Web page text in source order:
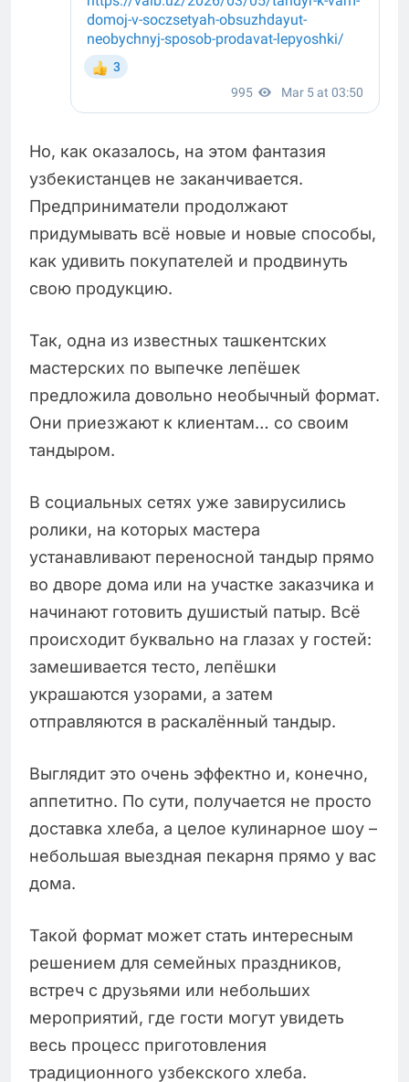
Но, как оказалось, на этом фантазия
узбекистанцев не заканчивается.
Предприниматели продолжают
придумывать всё новые и новые способы,
как удивить покупателей и продвинуть
свою продукцию.
Так, одна из известных ташкентских
мастерских по выпечке лепёшек
предложила довольно необычный формат.
Они приезжают к клиентам… со своим
тандыром.
В социальных сетях уже завирусились
ролики, на которых мастера
устанавливают переносной тандыр прямо
во дворе дома или на участке заказчика и
начинают готовить душистый патыр. Всё
происходит буквально на глазах у гостей:
замешивается тесто, лепёшки
украшаются узорами, а затем
отправляются в раскалённый тандыр.
Выглядит это очень эффектно и, конечно,
аппетитно. По сути, получается не просто
доставка хлеба, а целое кулинарное шоу –
небольшая выездная пекарня прямо у вас
дома.
Такой формат может стать интересным
решением для семейных праздников,
встреч с друзьями или небольших
мероприятий, где гости могут увидеть
весь процесс приготовления
традиционного узбекского хлеба.